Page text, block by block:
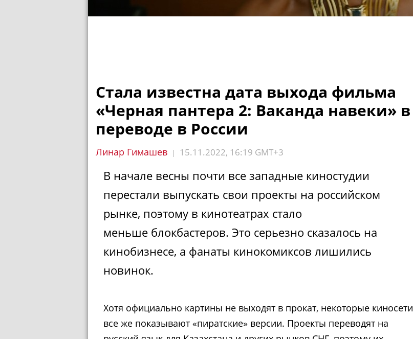
Стала известна дата выхода фильма
«Черная пантера 2: Ваканда навеки» в
переводе в России
Линар Гимашев | 15.11.2022, 16:19 GMT+3
В начале весны почти все западные киностудии
перестали выпускать свои проекты на российском
рынке, поэтому в кинотеатрах стало
меньше блокбастеров. Это серьезно сказалось на
кинобизнесе, а фанаты кинокомиксов лишились
новинок.
Хотя официально картины не выходят в прокат, некоторые киносети
все же показывают «пиратские» версии. Проекты переводят на